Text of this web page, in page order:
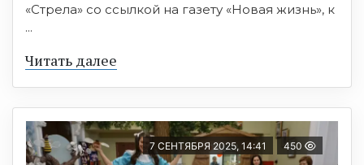
«Стрела» со ссылкой на газету «Новая жизнь», к
...
Читать далее
7 СЕНТЯБРЯ 2025, 14:41 450